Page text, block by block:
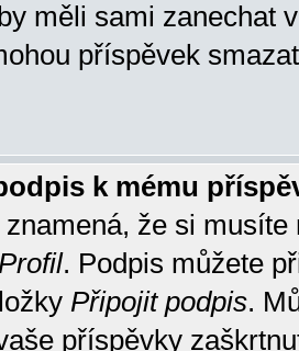
měli sami zanechat
příspěvek
k mému
že si
Profil. Podpis můžete
Připojit podpis.
příspěvky